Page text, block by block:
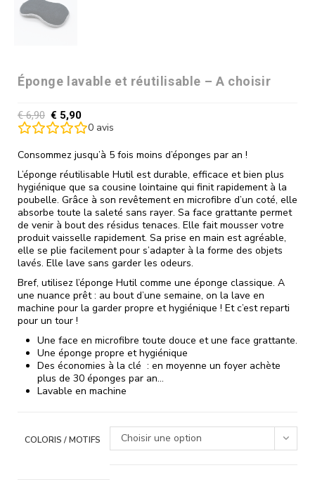
Éponge lavable et réutilisable – A choisir
€6,90 € 5,90
0 avis
Consommez jusqu’à 5 fois moins d’éponges par an !
L’éponge réutilisable Hutil est durable, efficace et bien plus
hygiénique que sa cousine lointaine qui finit rapidement à la
poubelle. Grâce à son revêtement en microfibre d’un coté, elle
absorbe toute la saleté sans rayer. Sa face grattante permet
de venir à bout des résidus tenaces. Elle fait mousser votre
produit vaisselle rapidement. Sa prise en main est agréable,
elle se plie facilement pour s’adapter à la forme des objets
lavés. Elle lave sans garder les odeurs.
Bref, utilisez l’éponge Hutil comme une éponge classique. A
une nuance prêt : au bout d’une semaine, on la lave en
machine pour la garder propre et hygiénique ! Et c’est reparti
pour un tour !
Une face en microfibre toute douce et une face grattante.
Une éponge propre et hygiénique
Des économies à la clé : en moyenne un foyer achète
plus de 30 éponges par an…
Lavable en machine
COLORIS / MOTIFS Choisir une option